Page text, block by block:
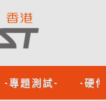
-專題測試- -硬